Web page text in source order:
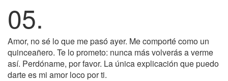
05.
Amor, no sé lo que me pasó ayer. Me comporté como un
quinceañero. Te lo prometo: nunca más volverás a verme
así. Perdóname, por favor. La única explicación que puedo
darte es mi amor loco por ti.